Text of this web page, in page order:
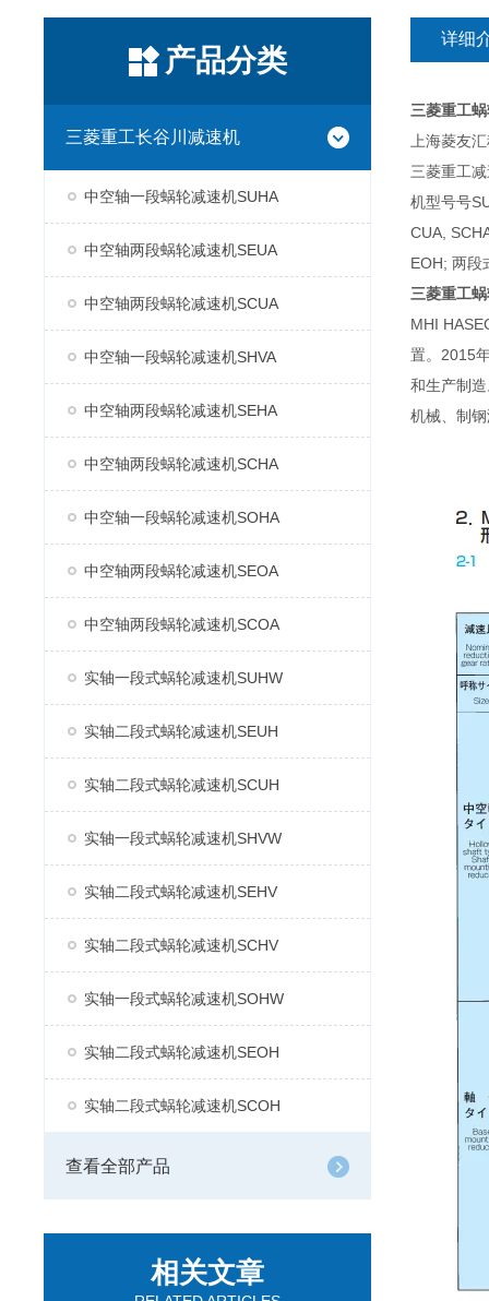
产品分类
三菱重工长谷川减速机
中空轴一段蜗轮减速机SUHA
中空轴两段蜗轮减速机SEUA
中空轴两段蜗轮减速机SCUA
中空轴一段蜗轮减速机SHVA
中空轴两段蜗轮减速机SEHA
中空轴两段蜗轮减速机SCHA
中空轴一段蜗轮减速机SOHA
中空轴两段蜗轮减速机SEOA
中空轴两段蜗轮减速机SCOA
实轴一段式蜗轮减速机SUHW
实轴二段式蜗轮减速机SEUH
实轴二段式蜗轮减速机SCUH
实轴一段式蜗轮减速机SHVW
实轴二段式蜗轮减速机SEHV
实轴二段式蜗轮减速机SCHV
实轴一段式蜗轮减速机SOHW
实轴二段式蜗轮减速机SEOH
实轴二段式蜗轮减速机SCOH
查看全部产品
相关文章
详细
三菱重工
上海菱友
三菱重工
机型号号
CUA,
EOH; 两段
三菱重工
MHI
置。2015
和生产制
机械、制